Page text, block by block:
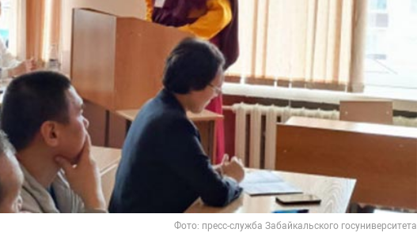
Фото: пресс-служба Забайкальского госуниверситета